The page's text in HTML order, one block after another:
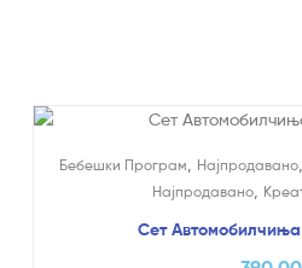
Бебешки Програм, Најпродавано,
Најпродавано,
Сет Автомобилчиња